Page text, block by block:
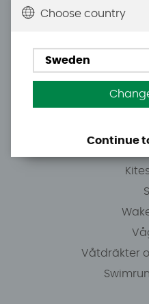
Du kan hämta ordrar
E-post:
Våtdräkter
Choose country
Sweden
Continue